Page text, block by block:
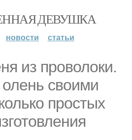
ДЕВУШКА
новости статьи
из проволоки.
своими
простых